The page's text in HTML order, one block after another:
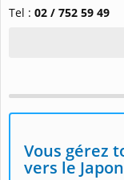
Tel : 02 / 752 59 49
Vous gérez
vers le